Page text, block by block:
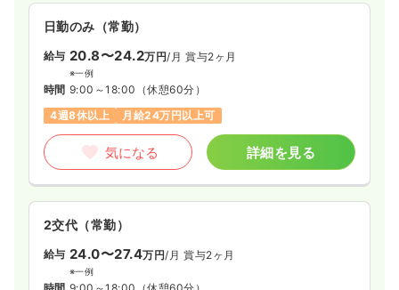
日勤のみ（常勤）
給与 20.8〜24.2万円/月 賞与2ヶ月
※一例
時間 9:00～18:00 （休憩60分）
4週8休以上
月給24万円以上可
気になる 詳細を見る
2交代（常勤）
給与 24.0〜27.4万円/月 賞与2ヶ月
※一例